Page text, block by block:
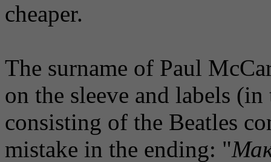
cheaper.
The surname of Paul
on the sleeve and labels
consisting of the Beatles
mistake in the ending: "